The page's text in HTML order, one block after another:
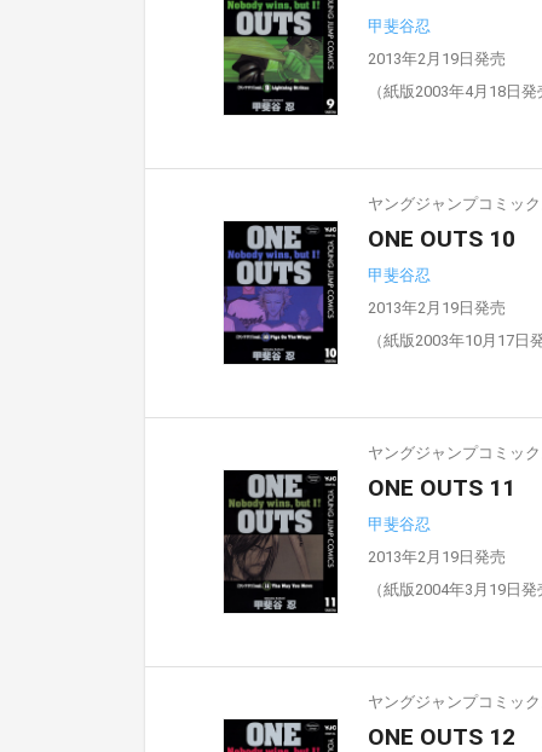
甲斐谷忍
2013年2月19日発売
（紙版2003年4月18日発
ヤングジャンプコミック
ONE OUTS 10
甲斐谷忍
2013年2月19日発売
（紙版2003年10月17日
ヤングジャンプコミック
ONE OUTS 11
甲斐谷忍
2013年2月19日発売
（紙版2004年3月19日発
ヤングジャンプコミック
ONE OUTS 12